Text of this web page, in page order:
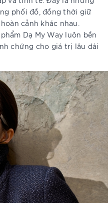
phối đồ, đồng thời giữ
cảnh khác nhau.
Dạ My Way luôn bền
chứng cho giá trị lâu dài